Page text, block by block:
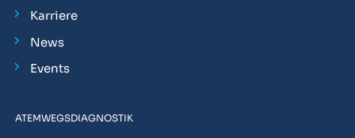
Karriere
News
Events
ATEMWEGSDIAGNOSTIK